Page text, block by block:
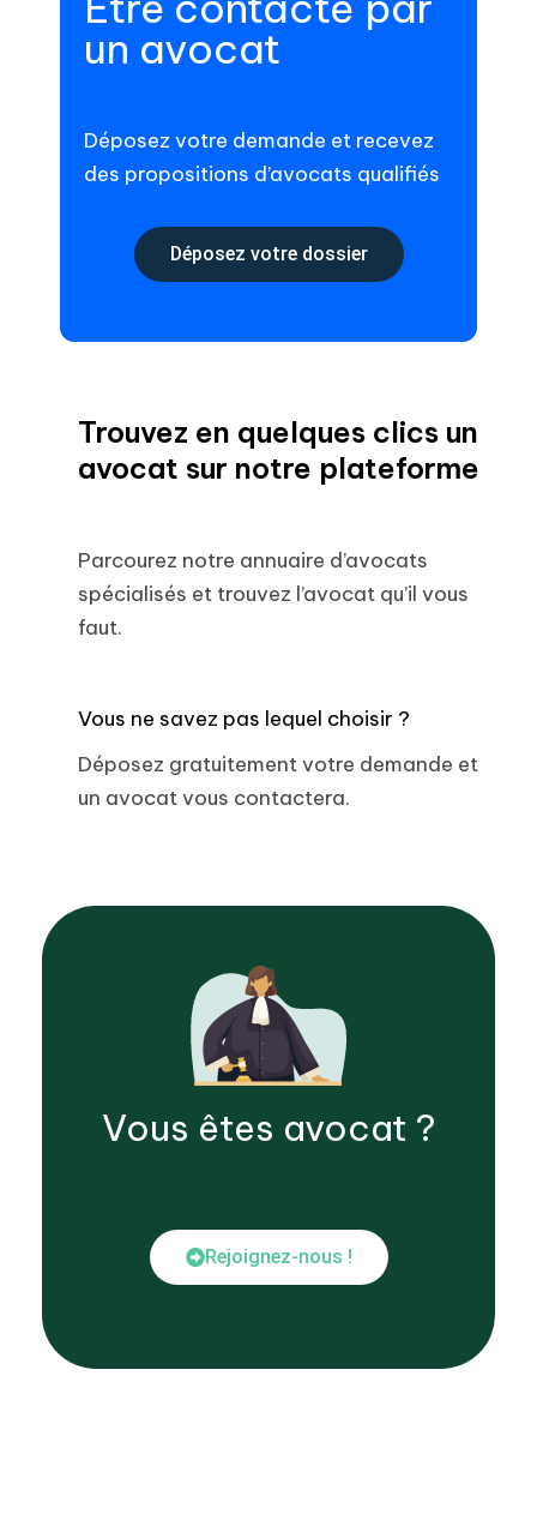
un avocat
Déposez votre demande et recevez
des propositions d’avocats qualifiés
Déposez votre dossier
Trouvez en quelques clics un
avocat sur notre plateforme
Parcourez notre annuaire d’avocats
spécialisés et trouvez l’avocat qu’il vous
faut.
Vous ne savez pas lequel choisir ?
Déposez gratuitement votre demande et
un avocat vous contactera.
Vous êtes avocat ?
Rejoignez-nous !